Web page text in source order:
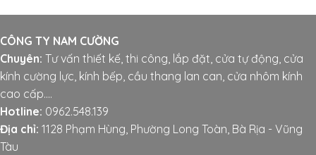
CÔNG TY NAM CƯỜNG
Chuyên: Tư vấn thiết kế, thi công, lắp đặt, cửa tự động, cửa
kính cường lực, kính bếp, cầu thang lan can, cửa nhôm kính
cao cấp....
Hotline: 0962.548.139
Địa chỉ: 1128 Phạm Hùng, Phường Long Toàn, Bà Rịa - Vũng
Tàu